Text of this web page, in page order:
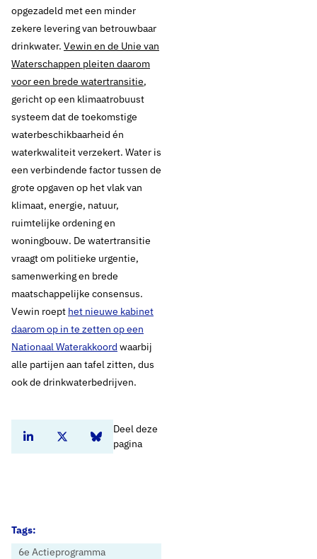
opgezadeld met een minder
zekere levering van betrouwbaar
drinkwater. Vewin en de Unie van
Waterschappen pleiten daarom
voor een brede watertransitie,
gericht op een klimaatrobuust
systeem dat de toekomstige
waterbeschikbaarheid én
waterkwaliteit verzekert. Water is
een verbindende factor tussen de
grote opgaven op het vlak van
klimaat, energie, natuur,
ruimtelijke ordening en
woningbouw. De watertransitie
vraagt om politieke urgentie,
samenwerking en brede
maatschappelijke consensus.
Vewin roept het nieuwe kabinet
daarom op in te zetten op een
Nationaal Waterakkoord waarbij
alle partijen aan tafel zitten, dus
ook de drinkwaterbedrijven.
Deel deze
pagina
Deel dit artikel op Linkedin
Deel dit artikel op Twitter
Deel dit artikel op Bluesky
Tags:
6e Actieprogramma